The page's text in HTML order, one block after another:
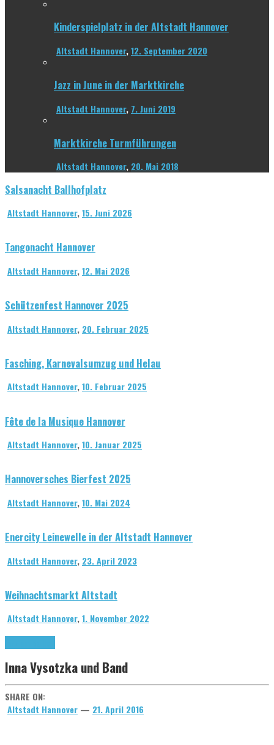
Kinderspielplatz in der Altstadt Hannover
Altstadt Hannover,12. September 2020
Jazz in June in der Marktkirche
Altstadt Hannover, 7. Juni 2019
Marktkirche Turmführungen
Altstadt Hannover, 20. Mai 2018
Salsanacht Ballhofplatz
Altstadt Hannover,15. Juni 2026
Tangonacht Hannover
Altstadt Hannover,12. Mai 2026
Schützenfest Hannover 2025
Altstadt Hannover, 20. Februar 2025
Fasching, Karnevalsumzug und Helau
Altstadt Hannover,10. Februar 2025
Fête de la Musique Hannover
Altstadt Hannover,10. Januar 2025
Hannoversches Bierfest 2025
Altstadt Hannover,10. Mai 2024
Enercity Leinewelle in der Altstadt Hannover
Altstadt Hannover, 23. April 2023
Weihnachtsmarkt Altstadt
Altstadt Hannover,1. November 2022
Inna Vysotzka und Band
SHARE ON:
Altstadt Hannover — 21. April 2016